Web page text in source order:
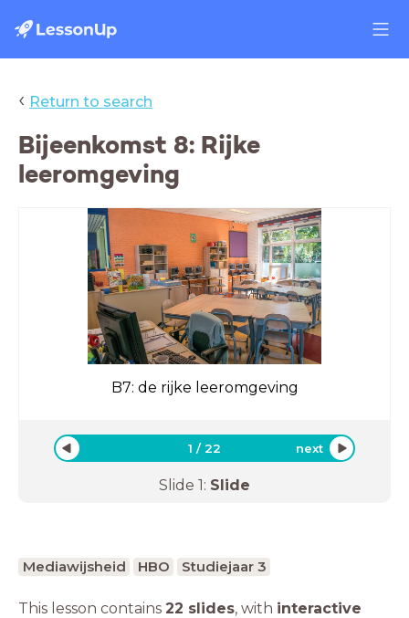
‹ Return to search
Bijeenkomst 8: Rijke
leeromgeving
B7: de rijke leeromgeving
1 /22 next
Slide 1: Slide
Mediawijsheid HBO Studiejaar 3
This lesson contains 22 slides, with interactive